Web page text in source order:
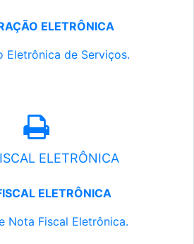
ELETRÔNICA
Eletrônica de Serviços.
ELETRÔNICA
ELETRÔNICA
Nota Fiscal Eletrônica.